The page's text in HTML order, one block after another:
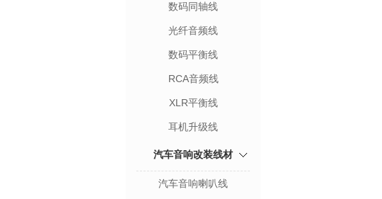
数码同轴线
光纤音频线
数码平衡线
RCA音频线
XLR平衡线
耳机升级线
汽车音响改装线材
汽车音响喇叭线